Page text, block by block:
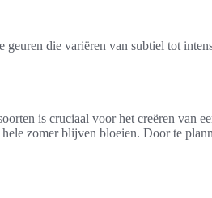
die variëren van subtiel tot
is cruciaal voor het creëren van
zomer blijven bloeien. Door te